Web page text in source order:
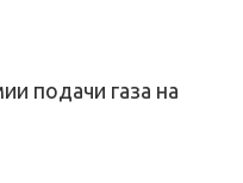
подачи газа на